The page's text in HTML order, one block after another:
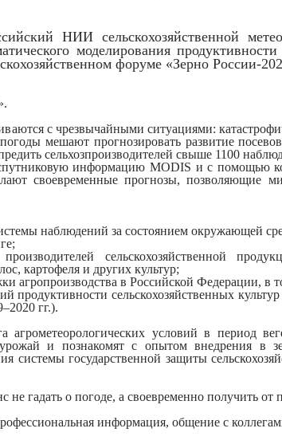
НИИ сельскохозяйственной
моделирования
форуме «Зерно России-
с чрезвычайными ситуациями:
мешают прогнозировать развитие
сельхозпроизводителей свыше 1100
информацию MODIS и с помощью
своевременные прогнозы, позволяющие
наблюдений за состоянием окружающей
сельскохозяйственной
картофеля и других культур;
агропроизводства в Российской Федерации, в
продуктивности сельскохозяйственных
–2020 гг.).
агрометеорологических условий в период
и познакомят с опытом внедрения в
системы государственной защиты
не гадать о погоде, а своевременно получить
информация, общение с